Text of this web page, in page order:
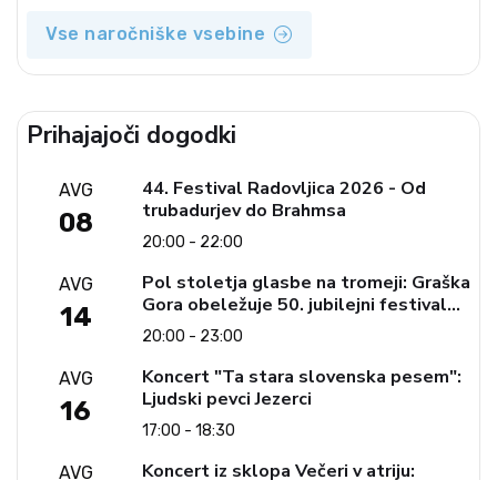
Vse naročniške vsebine
Prihajajoči dogodki
AVG
08
44. Festival Radovljica 2026 - Od
trubadurjev do Brahmsa
20:00 - 22:00
AVG
14
Pol stoletja glasbe na tromeji: Graška
Gora obeležuje 50. jubilejni festival
narodno-zabavne glasbe
20:00 - 23:00
AVG
16
Koncert "Ta stara slovenska pesem":
Ljudski pevci Jezerci
17:00 - 18:30
AVG
Koncert iz sklopa Večeri v atriju: